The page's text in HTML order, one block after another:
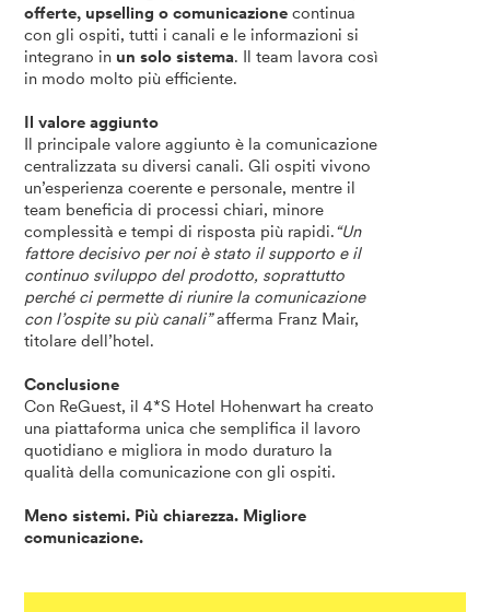
offerte, upselling o comunicazione continua
con gli ospiti, tutti i canali e le informazioni si
integrano in un solo sistema. Il team lavora così
in modo molto più efficiente.
Il valore aggiunto
Il principale valore aggiunto è la comunicazione
centralizzata su diversi canali. Gli ospiti vivono
un’esperienza coerente e personale, mentre il
team beneficia di processi chiari, minore
complessità e tempi di risposta più rapidi.“Un
fattore decisivo per noi è stato il supporto e il
continuo sviluppo del prodotto, soprattutto
perché ci permette di riunire la comunicazione
con l’ospite su più canali”afferma Franz Mair,
titolare dell’hotel.
Conclusione
Con ReGuest, il 4*S Hotel Hohenwart ha creato
una piattaforma unica che semplifica il lavoro
quotidiano e migliora in modo duraturo la
qualità della comunicazione con gli ospiti.
Meno sistemi. Più chiarezza. Migliore
comunicazione.